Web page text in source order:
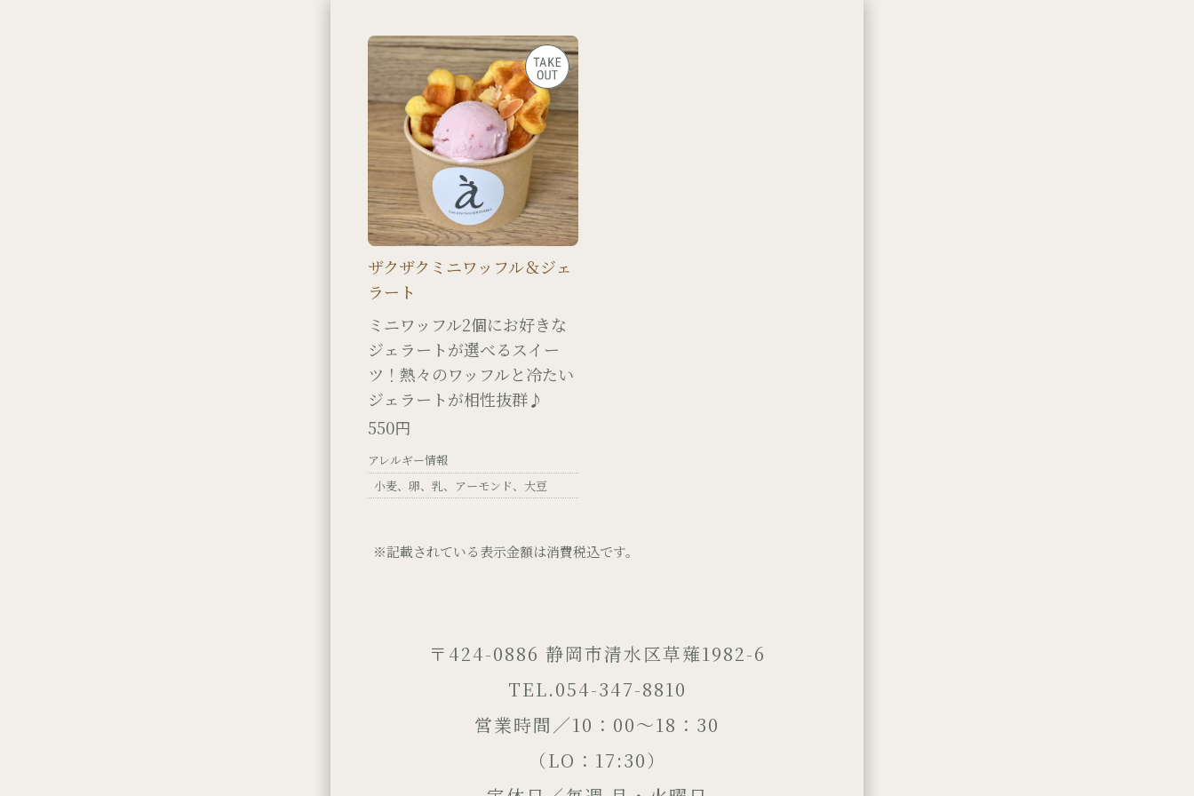
ザクザクミニワッフル＆ジェ
ラート
ミニワッフル2個にお好きな
ジェラートが選べるスイー
ツ！熱々のワッフルと冷たい
ジェラートが相性抜群♪
550円
アレルギー情報
小麦
卵 乳 アーモンド 大豆
※記載されている表示金額は消費税込です。
〒424-0886 静岡市清水区草薙1982-6
TEL.054-347-8810
営業時間／10：00～18：30
（LO：17:30）